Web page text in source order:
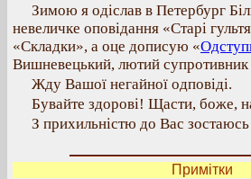
Зимою я одіслав в Петербург
невеличке оповідання «Старі
«Складки», а оце дописую «
Вишневецький, лютий супротивник
Жду Вашої негайної одповіді.
Бувайте здорові! Щасти, боже,
З прихильністю до Вас зостаюсь
Примітки